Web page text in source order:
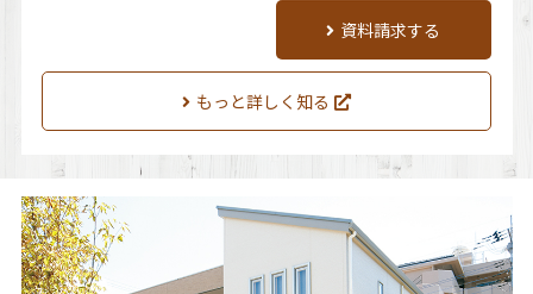
資料請求する
もっと詳しく知る